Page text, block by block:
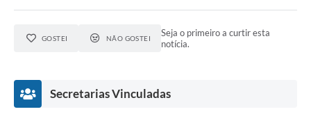
GOSTEI NÃO GOSTEI
Seja o primeiro a curtir esta
notícia.
Secretarias Vinculadas